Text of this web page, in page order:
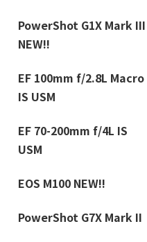
PowerShot G1X Mark III
NEW!!
EF 100mm f/2.8L Macro
IS USM
EF 70-200mm f/4L IS
USM
EOS M100 NEW!!
PowerShot G7X Mark II